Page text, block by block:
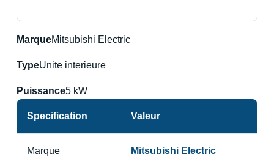
MarqueMitsubishi Electric
TypeUnite interieure
Puissance5 kW
Specification Valeur
Marque Mitsubishi Electric